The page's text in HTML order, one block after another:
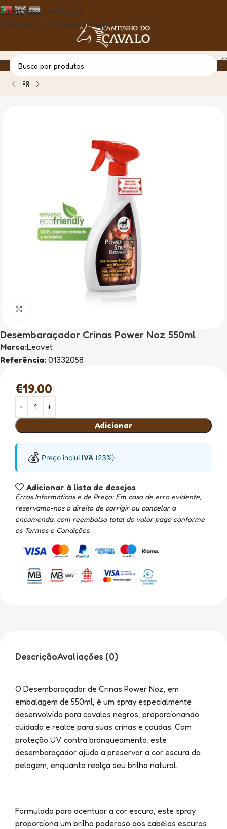
Saltar para navegação
Pular para o conteúdo principal
Casa Produto Desembaraçador Crinas Power Noz 550ml
Desembaraçador Crinas Power Noz 550ml
Marca:Leovet
Referência: 01332058
€19.00
Adicionar
💰 Preço inclui IVA (23%)
Adicionar à lista de desejos
Erros Informáticos e de Preço: Em caso de erro evidente,
reservamo-nos o direito de corrigir ou cancelar a
encomenda, com reembolso total do valor pago conforme
os Termos e Condições.
DescriçãoAvaliações (0)
O Desembaraçador de Crinas Power Noz, em
embalagem de 550ml, é um spray especialmente
desenvolvido para cavalos negros, proporcionando
cuidado e realce para suas crinas e caudas. Com
proteção UV contra branqueamento, este
desembaraçador ajuda a preservar a cor escura da
pelagem, enquanto realça seu brilho natural.
Formulado para acentuar a cor escura, este spray
proporciona um brilho poderoso aos cabelos escuros